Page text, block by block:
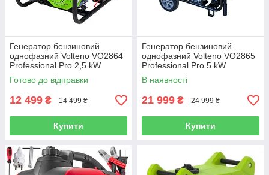
Генератор бензиновий
однофазний Volteno VO2864
Professional Pro 2,5 kW
Готово до відправки
12 499 ₴ 14 499 ₴
Купити
Генератор бензиновий
однофазний Volteno VO2865
Professional Pro 5 kW
В наявності
21 999 ₴ 24 999 ₴
Купити